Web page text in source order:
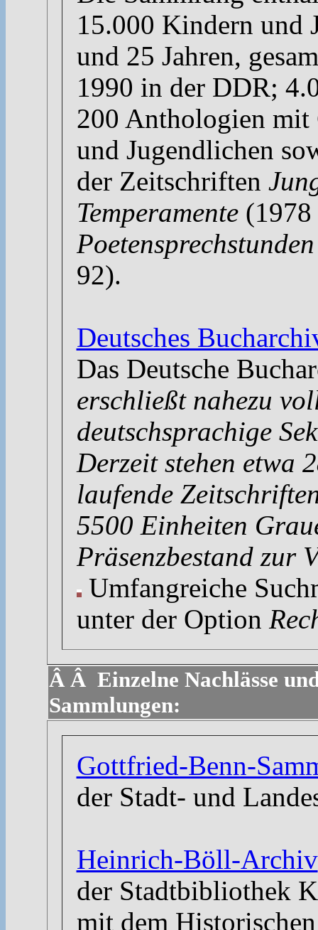
15.000 Kindern und
und 25 Jahren,
1990 in der DDR;
200 Anthologien
und Jugendlichen
der Zeitschriften
Temperamente(1978
Poetensprechstunden
92).
Deutsches
Das Deutsche
erschließt nahezu
deutschsprachige
Derzeit stehen etwa
laufende
5500 Einheiten
Präsenzbestand zur
Umfangreiche
unter der Option
Â Â Einzelne Nachlässe
Sammlungen:
Gottfried-Benn-
der Stadt- und
Heinrich-Böll-Archiv
der Stadtbibliothek
mit dem